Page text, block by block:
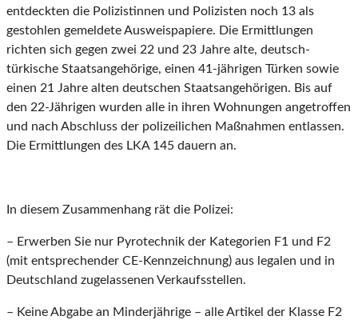
entdeckten die Polizistinnen und Polizisten noch 13 als
gestohlen gemeldete Ausweispapiere. Die Ermittlungen
richten sich gegen zwei 22 und 23 Jahre alte, deutsch-
türkische Staatsangehörige, einen 41-jährigen Türken sowie
einen 21 Jahre alten deutschen Staatsangehörigen. Bis auf
den 22-Jährigen wurden alle in ihren Wohnungen angetroffen
und nach Abschluss der polizeilichen Maßnahmen entlassen.
Die Ermittlungen des LKA 145 dauern an.
In diesem Zusammenhang rät die Polizei:
– Erwerben Sie nur Pyrotechnik der Kategorien F1 und F2
(mit entsprechender CE-Kennzeichnung) aus legalen und in
Deutschland zugelassenen Verkaufsstellen.
– Keine Abgabe an Minderjährige – alle Artikel der Klasse F2